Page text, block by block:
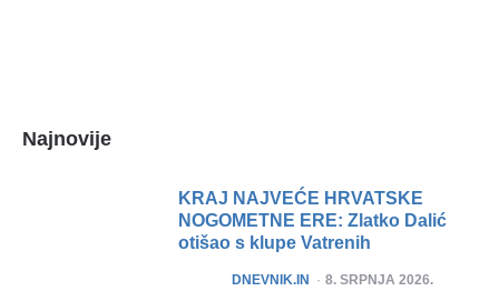
Najnovije
KRAJ NAJVEĆE HRVATSKE
NOGOMETNE ERE: Zlatko Dalić
otišao s klupe Vatrenih
POSTED
DNEVNIK.IN 8. SRPNJA 2026.